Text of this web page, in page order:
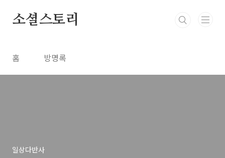
소셜스토리
홈 방명록
일상다반사